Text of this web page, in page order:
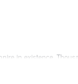
in existence.
killers kidnaps the